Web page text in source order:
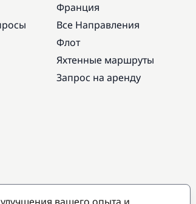
Франция
Все Направления
Флот
Яхтенные маршруты
Запрос на аренду